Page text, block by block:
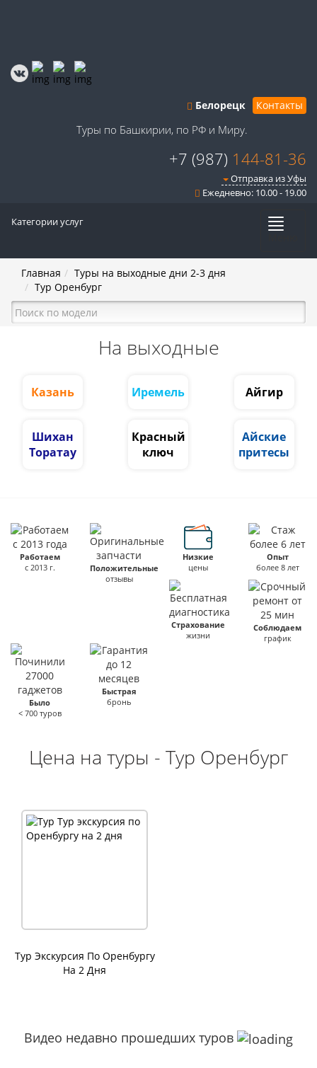
Белорецк Контакты
Туры по Башкирии, по РФ и Миру.
+7 (987) 144-81-36
Отправка из Уфы
Ежедневно: 10.00 - 19.00
Категории услуг
Главная
Туры на выходные дни 2-3 дня
Тур Оренбург
На выходные
Казань Иремель Айгир
Шихан
Торатау
Красный
ключ
Айские
притесы
Работаем
с 2013 г.
Положительные
отзывы
Низкие
цены
Опыт
более 8 лет
Страхование
жизни
Соблюдаем
график
Было
< 700 туров
Быстрая
бронь
Цена на туры - Тур Оренбург
Тур Экскурсия По Оренбургу
На 2 Дня
Видео недавно прошедших туров